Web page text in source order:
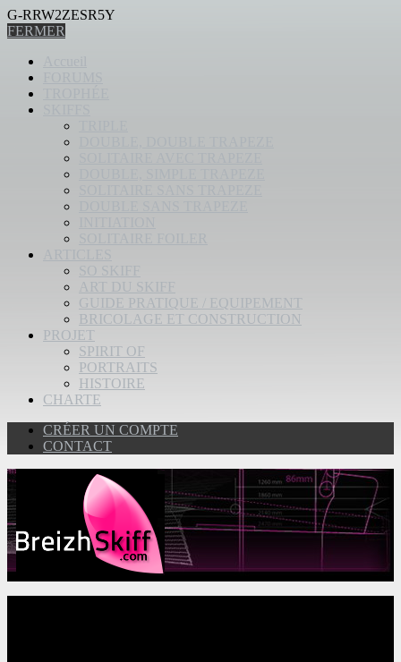
G-RRW2ZESR5Y
FERMER
SO SKIFF
ART DU SKIFF
GUIDE PRATIQUE / EQUIPEMENT
BRICOLAGE ET CONSTRUCTION
PROJET
SPIRIT OF
PORTRAITS
HISTOIRE
CHARTE
CRÉER UN COMPTE
CONTACT